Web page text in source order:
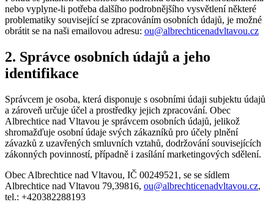
nebo vyplyne-li potřeba dalšího podrobnějšího vysvětlení některé
problematiky související se zpracováním osobních údajů, je možné
obrátit se na naši emailovou adresu: ou@albrechticenadvltavou.cz
2. Správce osobních údajů a jeho
identifikace
Správcem je osoba, která disponuje s osobními údaji subjektu údajů
a zároveň určuje účel a prostředky jejich zpracování. Obec
Albrechtice nad Vltavou je správcem osobních údajů, jelikož
shromažďuje osobní údaje svých zákazníků pro účely plnění
závazků z uzavřených smluvních vztahů, dodržování souvisejících
zákonných povinností, případně i zasílání marketingových sdělení.
Obec Albrechtice nad Vltavou, IČ 00249521, se se sídlem
Albrechtice nad Vltavou 79,39816, ou@albrechticenadvltavou.cz,
tel.: +420382288193